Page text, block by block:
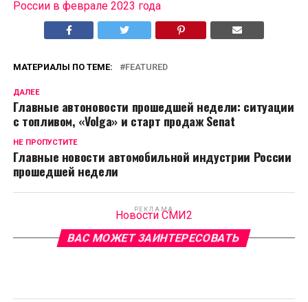
России в феврале 2023 года
МАТЕРИАЛЫ ПО ТЕМЕ: FEATURED
ДАЛЕЕ
Главные автоновости прошедшей недели: ситуации
с топливом, «Volga» и старт продаж Senat
НЕ ПРОПУСТИТЕ
Главные новости автомобильной индустрии России
прошедшей недели
РЕКЛАМА
Новости СМИ2
ВАС МОЖЕТ ЗАИНТЕРЕСОВАТЬ